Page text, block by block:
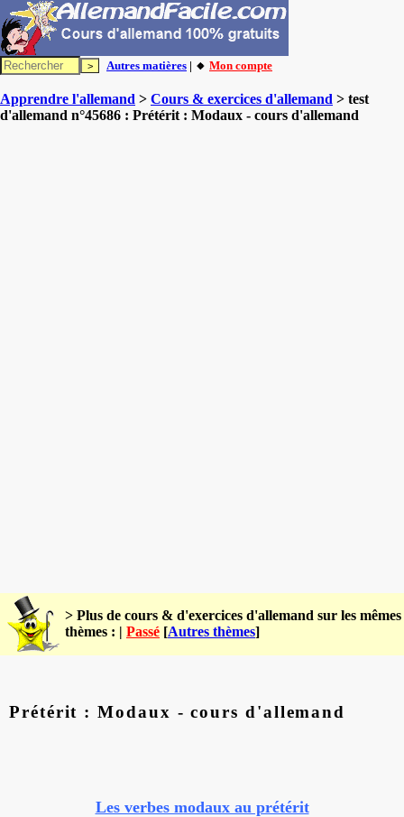
Autres matières | 🔸 Mon compte
Apprendre l'allemand > Cours & exercices d'allemand > test
d'allemand n°45686 : Prétérit : Modaux - cours d'allemand
> Plus de cours & d'exercices d'allemand sur les mêmes
thèmes : | Passé [Autres thèmes]
Prétérit : Modaux - cours d'allemand
Les verbes modaux au prétérit